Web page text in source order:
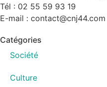
Tél : 02 55 59 93 19
E-mail : contact@cnj44.com
Catégories
Société
Culture